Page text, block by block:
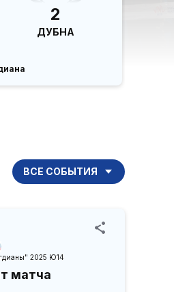
2
ДУБНА
ВСЕ СОБЫТИЯ
2025 Ю14
матча